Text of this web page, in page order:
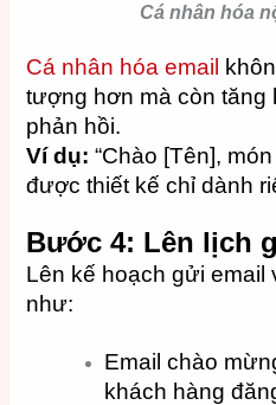
Cá nhân hóa
Cá nhân hóa email
tượng hơn mà còn tăng
phản hồi.
Ví dụ: “Chào [Tên],
được thiết kế chỉ dành
Bước 4: Lên lịch
Lên kế hoạch gửi email
như:
Email chào
khách hàng